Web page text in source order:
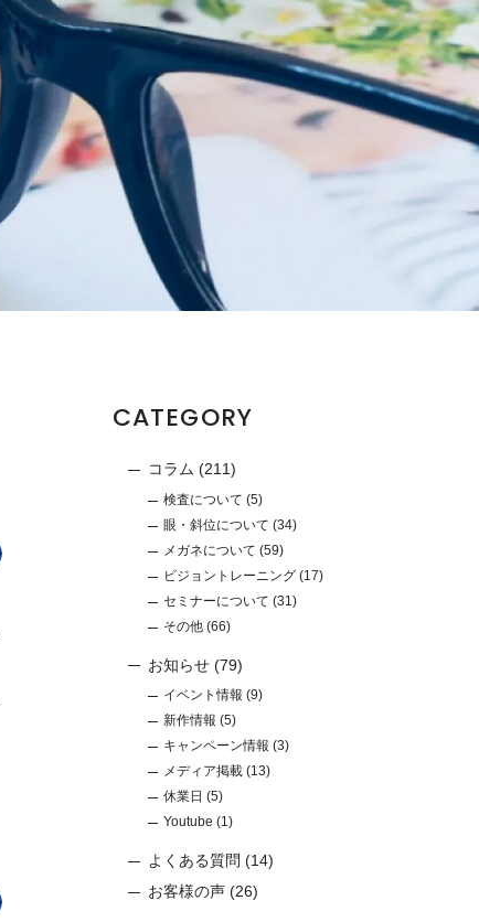
CATEGORY
コラム (211)
検査について (5)
眼・斜位について (34)
メガネについて (59)
ビジョントレーニング (17)
セミナーについて (31)
その他 (66)
お知らせ(79)
イベント情報 (9)
新作情報 (5)
キャンペーン情報 (3)
メディア掲載 (13)
休業日 (5)
Youtube (1)
よくある質問 (14)
お客様の声(26)